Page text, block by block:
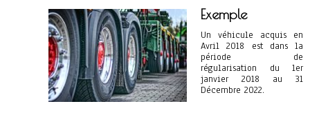
Exemple
Un véhicule acquis en
Avril 2018 est dans la
période de
régularisation du 1er
janvier 2018 au 31
Décembre 2022.